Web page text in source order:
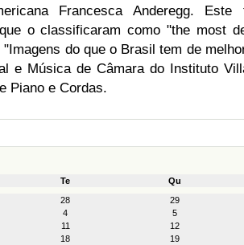
Francesca Anderegg.
o classificaram como "the most
"Imagens do que o Brasil tem de
e Música de Câmara do Instituto
Piano e Cordas.
Te
Qu
28
29
4
5
11
12
18
19